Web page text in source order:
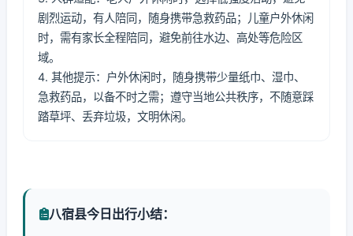
剧烈运动，有人陪同，随身携带急救药品；儿童户外休闲
时，需有家长全程陪同，避免前往水边、高处等危险区
域。
4. 其他提示：户外休闲时，随身携带少量纸巾、湿巾、
急救药品，以备不时之需；遵守当地公共秩序，不随意踩
踏草坪、丢弃垃圾，文明休闲。
八宿县今日出行小结：